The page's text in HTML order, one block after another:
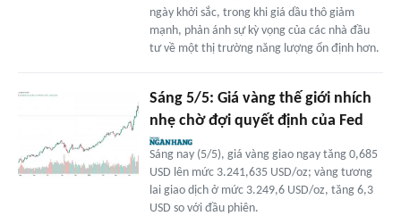
ngày khởi sắc, trong khi giá dầu thô giảm
mạnh, phản ánh sự kỳ vọng của các nhà đầu
tư về một thị trường năng lượng ổn định hơn.
Sáng 5/5: Giá vàng thế giới nhích
nhẹ chờ đợi quyết định của Fed
Sáng nay (5/5), giá vàng giao ngay tăng 0,685
USD lên mức 3.241,635 USD/oz; vàng tương
lai giao dịch ở mức 3.249,6 USD/oz, tăng 6,3
USD so với đầu phiên.